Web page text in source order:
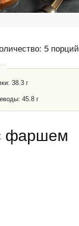
5 порций
38.3 г
45.8 г
фаршем